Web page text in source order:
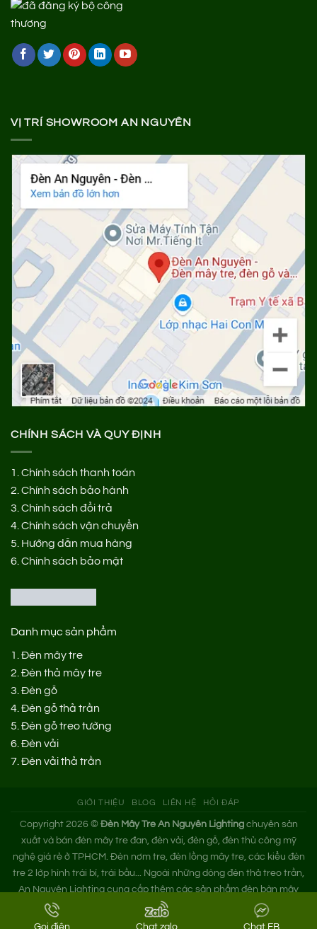
Gọi điện Chat zalo Chat FB
VỊ TRÍ SHOWROOM AN NGUYÊN
CHÍNH SÁCH VÀ QUY ĐỊNH
1.Chính sách thanh toán
2.Chính sách bảo hành
3.Chính sách đổi trả
4.Chính sách vận chuyển
5. Hướng dẫn mua hàng
6.Chính sách bảo mật
Danh mục sản phẩm
1.Đèn mây tre
2.Đèn thả mây tre
3.Đèn gỗ
4.Đèn gỗ thả trần
5.Đèn gỗ treo tường
6.Đèn vải
7.Đèn vải thả trần
GIỚI THIỆU BLOG LIÊN HỆ HỎI ĐÁP
Copyright 2026 © Đèn Mây Tre An Nguyên Lightingchuyên sản
xuất và bán đèn mây tre đan, đèn vải, đèn gỗ, đèn thủ công mỹ
nghệ giá rẻ ở TPHCM. Đèn nơm tre, đèn lồng mây tre, các kiểu đèn
tre 2 lớp hình trái bí, trái bầu... Ngoài những dòng đèn thả treo trần,
An Nguyên Lighting cung cấp thêm các sản phẩm đèn bàn mây
tre. Nếu bạn cần tìm xưởng đèn mây tre trang trí hoặc mua đèn tre
đan giá sỉ hãy liên hệ ngay An Nguyên nhé!